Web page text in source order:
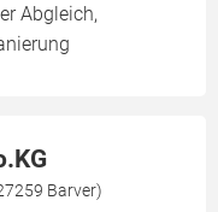
Abgleich,
Barver)